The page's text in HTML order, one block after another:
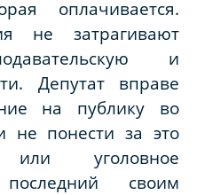
оплачивается.
не затрагивают
и
Депутат вправе
на публику во
не понести за это
или уголовное
своим